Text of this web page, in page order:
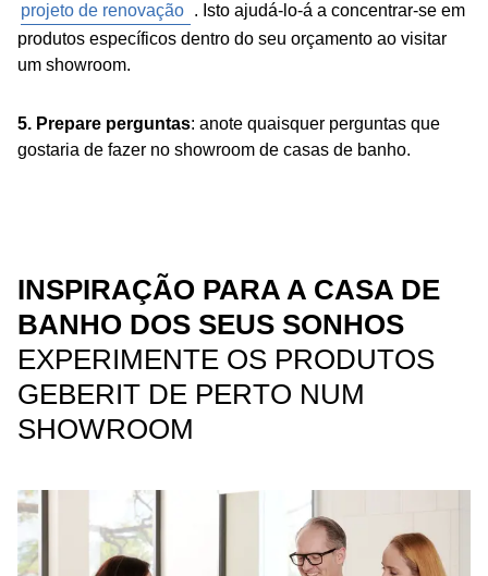
projeto de renovação . Isto ajudá-lo-á a concentrar-se em
produtos específicos dentro do seu orçamento ao visitar
um showroom.
5. Prepare perguntas: anote quaisquer perguntas que
gostaria de fazer no showroom de casas de banho.
INSPIRAÇÃO PARA A CASA DE
BANHO DOS SEUS SONHOS
EXPERIMENTE OS PRODUTOS
GEBERIT DE PERTO NUM
SHOWROOM